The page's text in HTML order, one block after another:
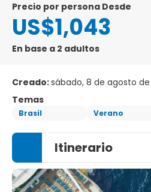
precio por persona Desde
US$1,043
En base a 2 adultos
Creado:sábado, 8 de agosto de
Temas
Brasil Verano
Itinerario